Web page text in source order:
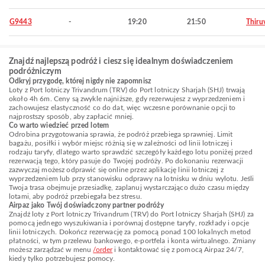
G9443 - 19:20 21:50
Znajdź najlepszą podróż i ciesz się idealnym doświadczeniem
podróżniczym
Odkryj przygodę, której nigdy nie zapomnisz
Loty z Port lotniczy Trivandrum (TRV) do Port lotniczy Sharjah (SHJ) trwają
około 4h 6m. Ceny są zwykle najniższe, gdy rezerwujesz z wyprzedzeniem i
zachowujesz elastyczność co do dat, więc wczesne porównanie opcji to
najprostszy sposób, aby zapłacić mniej.
Co warto wiedzieć przed lotem
Odrobina przygotowania sprawia, że podróż przebiega sprawniej. Limit
bagażu, posiłki i wybór miejsc różnią się w zależności od linii lotniczej i
rodzaju taryfy, dlatego warto sprawdzić szczegóły każdego lotu poniżej przed
rezerwacją tego, który pasuje do Twojej podróży. Po dokonaniu rezerwacji
zazwyczaj możesz odprawić się online przez aplikację linii lotniczej z
wyprzedzeniem lub przy stanowisku odprawy na lotnisku w dniu wylotu. Jeśli
Twoja trasa obejmuje przesiadkę, zaplanuj wystarczająco dużo czasu między
lotami, aby podróż przebiegała bez stresu.
Airpaz jako Twój doświadczony partner podróży
Znajdź loty z Port lotniczy Trivandrum (TRV) do Port lotniczy Sharjah (SHJ) za
pomocą jednego wyszukiwania i porównaj dostępne taryfy, rozkłady i opcje
linii lotniczych. Dokończ rezerwację za pomocą ponad 100 lokalnych metod
płatności, w tym przelewu bankowego, e-portfela i konta wirtualnego. Zmiany
możesz zarządzać w menu /orderi kontaktować się z pomocą Airpaz 24/7,
kiedy tylko potrzebujesz pomocy.